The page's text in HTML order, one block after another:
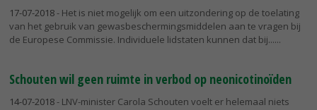
17-07-2018- Het is niet mogelijk om een uitzondering op de toelating
van het gebruik van gewasbeschermingsmiddelen aan te vragen bij
de Europese Commissie. Individuele lidstaten kunnen dat bij...
Schouten wil geen ruimte in verbod op neonicotinoïden
14-07-2018- LNV-minister Carola Schouten voelt er helemaal niets